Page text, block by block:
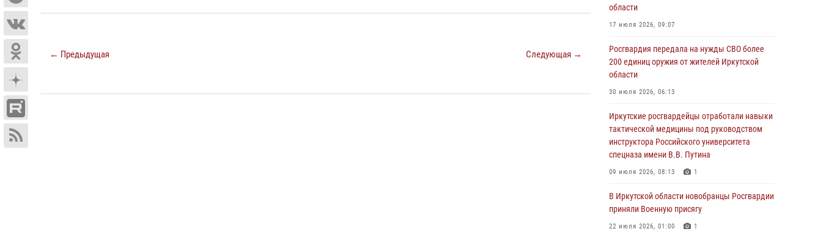
← Предыдущая Следующая →
Военнослужащий Росгвардии из Иркутска
а не казаться»
04 августа 2026, 07:14 3
03 августа 2026, 04:55
Росгвардия обеспечила безопасность
мероприятий, посвященных Дню Воздушно-
десантных войск в Иркутской области
Росгвардейцы из Братска присоединились к
донорской акции «От сердца к сердцу»
области
17 июля 2026, 09:07
Росгвардия передала на нужды СВО более
200 единиц оружия от жителей Иркутской
области
30 июля 2026, 06:13
Иркутские росгвардейцы отработали навыки
тактической медицины под руководством
инструктора Российского университета
спецназа имени В.В. Путина
09 июля 2026, 08:13 1
В Иркутской области новобранцы Росгвардии
приняли Военную присягу
22 июля 2026, 01:00 1